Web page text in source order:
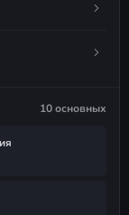
10 основных